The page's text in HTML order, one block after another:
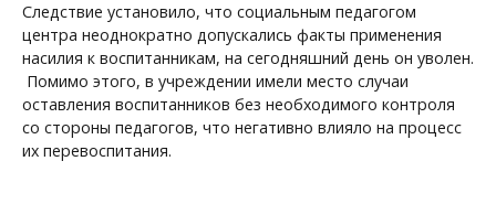
Следствие установило, что социальным педагогом
центра неоднократно допускались факты применения
насилия к воспитанникам, на сегодняшний день он уволен.
Помимо этого, в учреждении имели место случаи
оставления воспитанников без необходимого контроля
со стороны педагогов, что негативно влияло на процесс
их перевоспитания.